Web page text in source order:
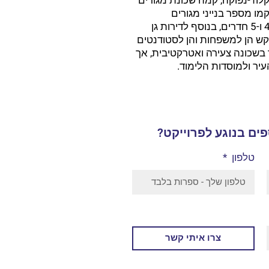
מספר בנייני מגורים
המציעים לדיירים דירות 2, 3, 4 ו-5 חדרים, בנוסף לדירות גן
הן למשפחות והן לסטודנטים
בשכונה צעירה ואטרקטיבית, אך
ולמוסדות הלימוד.
בנוגע לפרוייקט?
טלפון
צרו איתי קשר